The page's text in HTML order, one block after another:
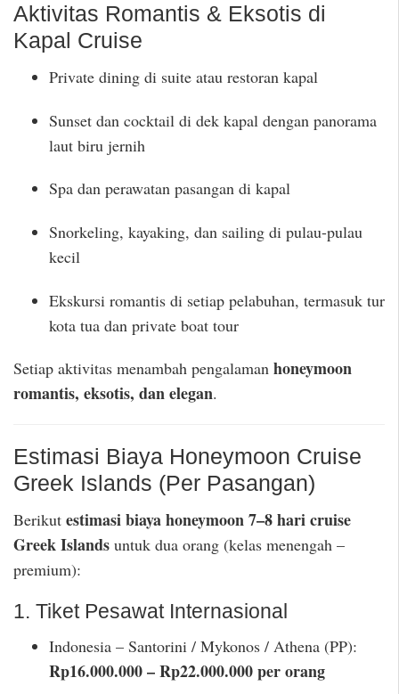
Aktivitas Romantis & Eksotis di
Kapal Cruise
Private dining di suite atau restoran kapal
Sunset dan cocktail di dek kapal dengan panorama
laut biru jernih
Spa dan perawatan pasangan di kapal
Snorkeling, kayaking, dan sailing di pulau-pulau
kecil
Ekskursi romantis di setiap pelabuhan, termasuk tur
kota tua dan private boat tour
Setiap aktivitas menambah pengalaman honeymoon
romantis, eksotis, dan elegan.
Estimasi Biaya Honeymoon Cruise
Greek Islands (Per Pasangan)
Berikut estimasi biaya honeymoon 7–8 hari cruise
Greek Islands untuk dua orang (kelas menengah –
premium):
1. Tiket Pesawat Internasional
Indonesia – Santorini / Mykonos / Athena (PP):
Rp16.000.000 – Rp22.000.000 per orang